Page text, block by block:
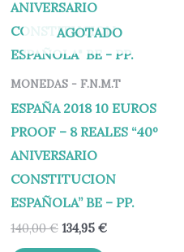
AGOTADO
MONEDAS - F.N.M.T
ESPAÑA 2018 10 EUROS
PROOF – 8 REALES “40º
ANIVERSARIO
CONSTITUCION
ESPAÑOLA” BE – PP.
140,00€ 134,95 €